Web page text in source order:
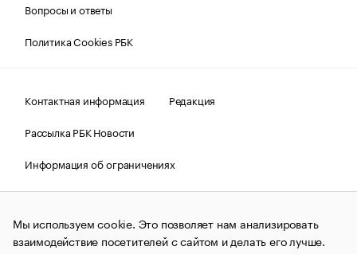
Вопросы и ответы
Политика Cookies РБК
Контактная информация
Редакция
Рассылка РБК Новости
Информация об ограничениях
Правовая информация
О соблюдении авторских прав
© АО «РОСБИЗНЕСКОНСАЛТИНГ»,1995–2026.Сообщения
и материалы информационного агентства «РБК»
(зарегистрировано Федеральной службой по надзору в сфере
Мы используем cookie. Это позволяет нам анализировать
взаимодействие посетителей с сайтом и делать его лучше.